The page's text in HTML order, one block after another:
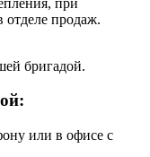
отделе продаж.
бригадой.
или в офисе с